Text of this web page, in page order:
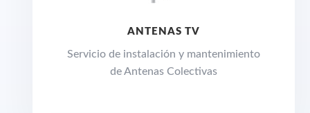
ANTENAS TV
Servicio de instalación y mantenimiento
de Antenas Colectivas